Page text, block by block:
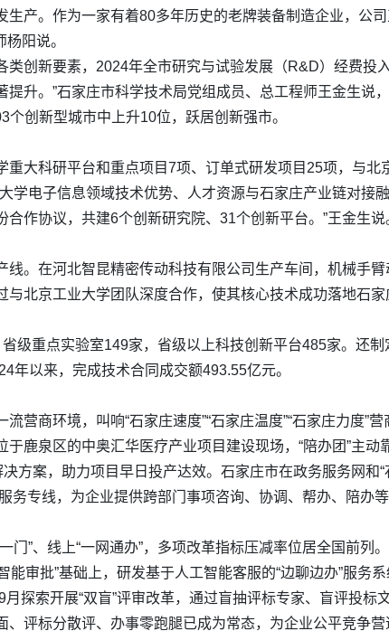
产。作为一家有着80多年历史的老牌装备制造企业，公
阳说。
创新要素，2024年全市研究与试验发展（R&D）经费投
升。”石家庄市科学技术局党组成员、总工程师王金生说
创新型城市中上升10位，跃居创新强市。
大科研平台和重点项目7项、订单式研发项目25项，与北
学电子信息领域技术优势、人才资源与石家庄产业链对接
作协议，共建6个创新研究院、31个创新平台。”王金生说
。在河北智昆精密传动科技有限公司生产车间，机械手
北京工业大学团队深度合作，使其核心技术成功落地石
级重点实验室149家，省级以上科技创新平台485家。还
年以来，完成技术合同成交额493.55亿元。
营商环境，叫响“石家庄速度”“石家庄温度”“石家庄力度”营
鹿泉区的中奥汇华医疗产业项目建设现场，“陪办团”主
方案，助力项目早日投产达效。石家庄市在政务服务网和
务专线，为企业提供跨部门事项咨询、协调、帮办、陪
门”、线上“一网通办”，多项改革指标压减率位居全国前列
审批”基础上，研发基于人工智能客服的“边聊边办”服务
探索开展“双盲”评审改革，通过盲抽评标专家、盲评投
评标分散评、办事零跑腿已成为常态，为企业公平竞争营